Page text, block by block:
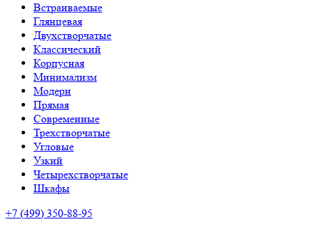
Встраиваемые
Глянцевая
Двухстворчатые
Классический
Корпусная
Минимализм
Модерн
Прямая
Современные
Трехстворчатые
Угловые
Узкий
Четырехстворчатые
Шкафы
+7 (499) 350-88-95